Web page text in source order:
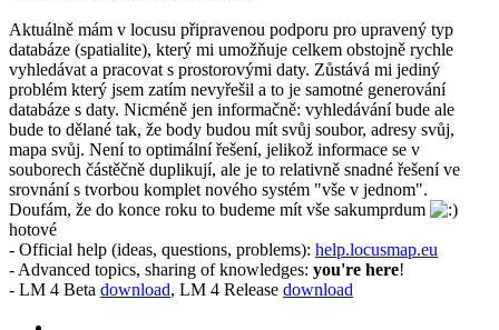
Aktuálně mám v locusu připravenou podporu pro upravený typ
databáze (spatialite), který mi umožňuje celkem obstojně rychle
vyhledávat a pracovat s prostorovými daty. Zůstává mi jediný
problém který jsem zatím nevyřešil a to je samotné generování
databáze s daty. Nicméně jen informačně: vyhledávání bude ale
bude to dělané tak, že body budou mít svůj soubor, adresy svůj,
mapa svůj. Není to optimální řešení, jelikož informace se v
souborech částěčně duplikují, ale je to relativně snadné řešení ve
srovnání s tvorbou komplet nového systém "vše v jednom".
Doufám, že do konce roku to budeme mít vše sakumprdum
hotové
- Official help (ideas, questions, problems): help.locusmap.eu
- Advanced topics, sharing of knowledges: you're here!
- LM 4 Beta download, LM 4 Release download